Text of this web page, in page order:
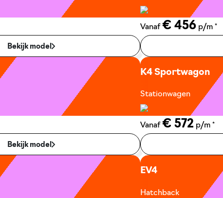
Bekijk model
Vanaf € 456 p/m *
Bekijk model
K4 Sportwagon
Stationwagen
Vanaf € 572 p/m *
EV4
Hatchback